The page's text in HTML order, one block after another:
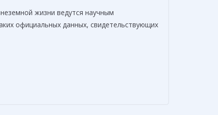
жизни ведутся научным
официальных данных, свидетельствующих